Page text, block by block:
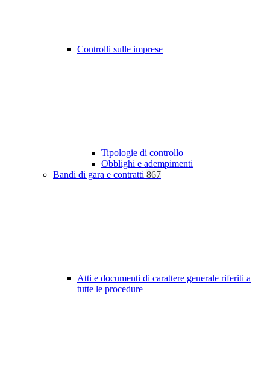
Controlli sulle imprese
Tipologie di controllo
Obblighi e adempimenti
Bandi di gara e contratti 867
Atti e documenti di carattere generale riferiti a
tutte le procedure